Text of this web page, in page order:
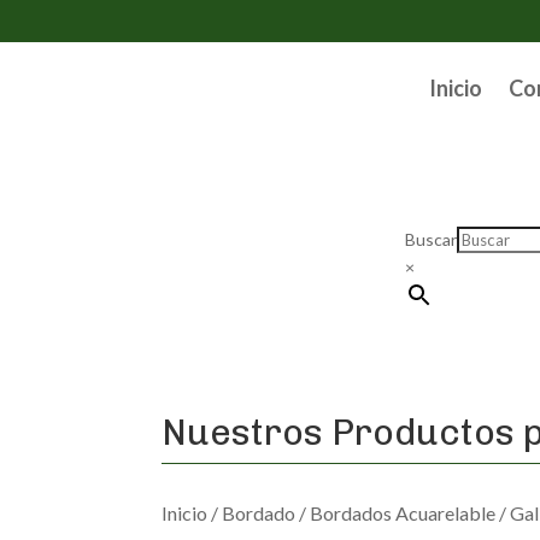
Inicio
Buscar
×
Nuestros Productos
Inicio / Bordado / Bordados Acuarelable /